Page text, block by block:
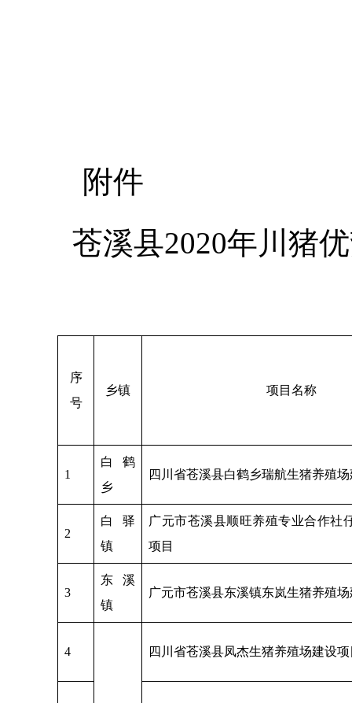
附件
苍溪县2020年川猪
序
号
乡镇 项目名称
1
白鹤
乡
四川省苍溪县白鹤乡瑞航生猪养殖
2
白驿
镇
广元市苍溪县顺旺养殖专业合作社
项目
3
东溪
镇
广元市苍溪县东溪镇东岚生猪养殖
4 四川省苍溪县凤杰生猪养殖场建设项